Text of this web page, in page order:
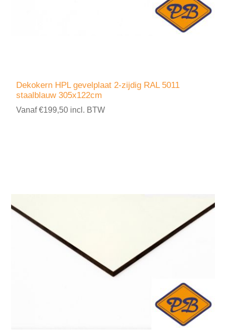
Dekokern HPL gevelplaat 2-zijdig RAL 5011
staalblauw 305x122cm
Vanaf €199,50 incl. BTW